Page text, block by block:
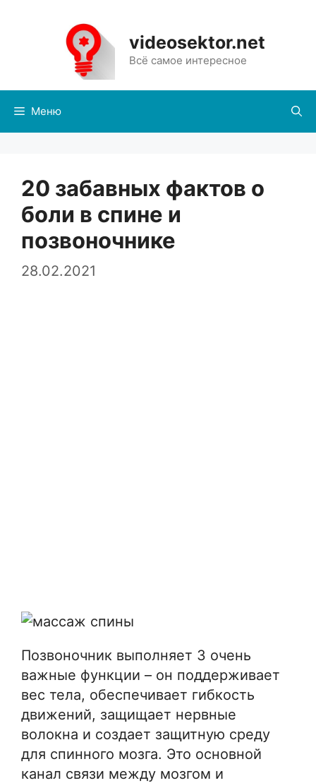
содержимому
videosektor.net
Всё самое интересное
Меню
20 забавных фактов о
боли в спине и
позвоночнике
28.02.2021
Позвоночник выполняет 3 очень
важные функции – он поддерживает
вес тела, обеспечивает гибкость
движений, защищает нервные
волокна и создает защитную среду
для спинного мозга. Это основной
канал связи между мозгом и